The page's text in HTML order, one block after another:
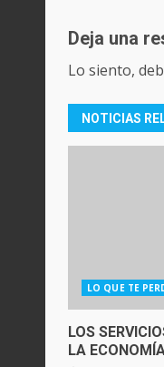
Deja una
Lo siento,
NOTICIAS
LO QUE TE
LOS
LA